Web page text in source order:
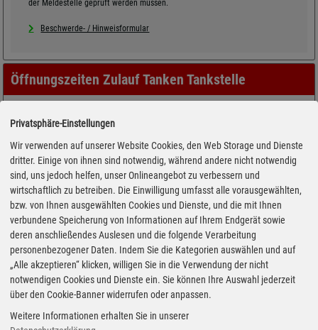
der Meldestelle geprüft werden müssen.
Beschwerde- / Hinweisformular
Öffnungszeiten Zulauf Tanken Tankstelle
Privatsphäre-Einstellungen
Wir verwenden auf unserer Website Cookies, den Web Storage und Dienste
dritter. Einige von ihnen sind notwendig, während andere nicht notwendig
sind, uns jedoch helfen, unser Onlineangebot zu verbessern und
wirtschaftlich zu betreiben. Die Einwilligung umfasst alle vorausgewählten,
bzw. von Ihnen ausgewählten Cookies und Dienste, und die mit Ihnen
verbundene Speicherung von Informationen auf Ihrem Endgerät sowie
deren anschließendes Auslesen und die folgende Verarbeitung
personenbezogener Daten. Indem Sie die Kategorien auswählen und auf
„Alle akzeptieren“ klicken, willigen Sie in die Verwendung der nicht
notwendigen Cookies und Dienste ein. Sie können Ihre Auswahl jederzeit
über den Cookie-Banner widerrufen oder anpassen.
Weitere Informationen erhalten Sie in unserer